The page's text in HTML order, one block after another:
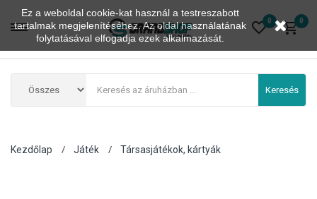
Ez a weboldal cookie-kat használ a testreszabott
tartalmak megjelenítéséhez. Az oldal használatának
folytatásával elfogadja ezek alkalmazását.
0
0
Keresés
Kezdőlap Játék Társasjátékok, kártyák